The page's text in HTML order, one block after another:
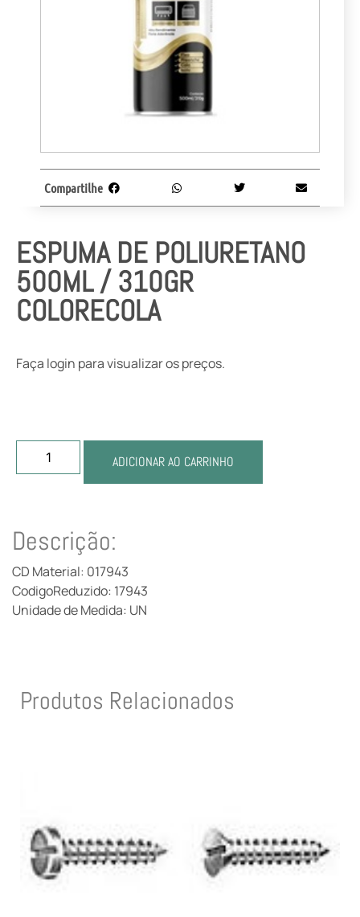
ESPUMA DE POLIURETANO
500ML / 310GR
COLORECOLA
Faça login para visualizar os preços.
ADICIONAR AO CARRINHO
Compartilhe
Descrição:
CD Material: 017943
CodigoReduzido: 17943
Unidade de Medida: UN
Produtos Relacionados